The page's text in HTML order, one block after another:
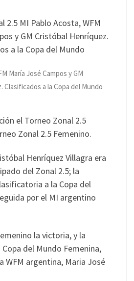
María José Campos y GM
Clasificados a la Copa del Mundo
el Torneo Zonal 2.5
Zonal 2.5 Femenino.
Henríquez Villagra era
del Zonal 2.5; la
a la Copa del
por el MI argentino
la victoria, y la
del Mundo Femenina,
WFM argentina, Maria José